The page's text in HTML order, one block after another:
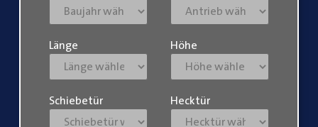
Länge Höhe
Schiebetür Hecktür